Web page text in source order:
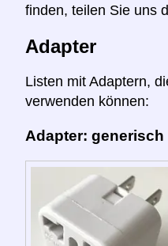
finden, teilen Sie uns
Adapter
Listen mit Adaptern,
verwenden können:
Adapter: generisch